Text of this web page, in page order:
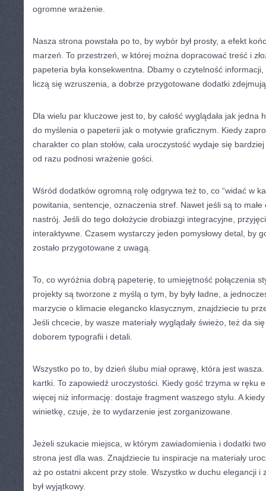
ogromne wrażenie.
Nasza strona powstała po to, by wybór był prosty, a efekt
marzeń. To przestrzeń, w której można dopracować treść i
papeteria była konsekwentna. Dbamy o czytelność
liczą się wzruszenia, a dobrze przygotowane dodatki
Dla wielu par kluczowe jest to, by całość wyglądała jak jedna
do myślenia o papeterii jak o motywie graficznym. Kiedy
charakter co plan stołów, cała uroczystość wydaje się
od razu podnosi wrażenie gości.
Wśród dodatków ogromną rolę odgrywa też to, co “widać w
powitania, sentencje, oznaczenia stref. Nawet jeśli są to
nastrój. Jeśli do tego dołożycie drobiazgi integracyjne,
interaktywne. Czasem wystarczy jeden pomysłowy detal, by
zostało przygotowane z uwagą.
To, co wyróżnia dobrą papeterię, to umiejętność połączenia
projekty są tworzone z myślą o tym, by były ładne, a
marzycie o klimacie elegancko klasycznym, znajdziecie tu
Jeśli chcecie, by wasze materiały wyglądały świeżo, też da
doborem typografii i detali.
Wszystko po to, by dzień ślubu miał oprawę, która jest
kartki. To zapowiedź uroczystości. Kiedy gość trzyma w ręku
więcej niż informację: dostaje fragment waszego stylu. A
winietkę, czuje, że to wydarzenie jest zorganizowane.
Jeżeli szukacie miejsca, w którym zawiadomienia i dodatki
strona jest dla was. Znajdziecie tu inspiracje na materiały
aż po ostatni akcent przy stole. Wszystko w duchu elegancji i
był wyjątkowy.